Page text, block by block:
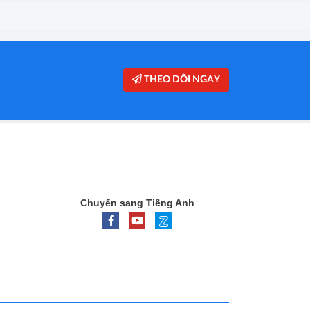
THEO DÕI NGAY
Chuyển sang Tiếng Anh